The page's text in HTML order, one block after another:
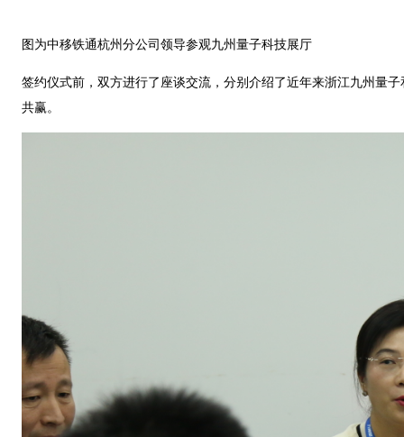
图为中移铁通杭州分公司领导参观九州量子科技展厅
签约仪式前，双方进行了座谈交流，分别介绍了近年来浙江九州量
共赢。